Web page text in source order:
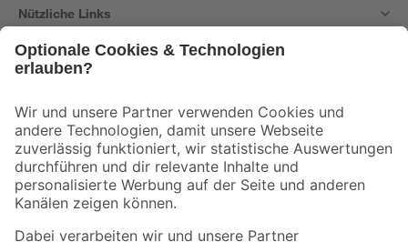
Nützliche Links
Der toom Newsletter: Keine Angebote und Aktionen mehr verpassen!
Zur Newsletter Anmeldung
Folge uns